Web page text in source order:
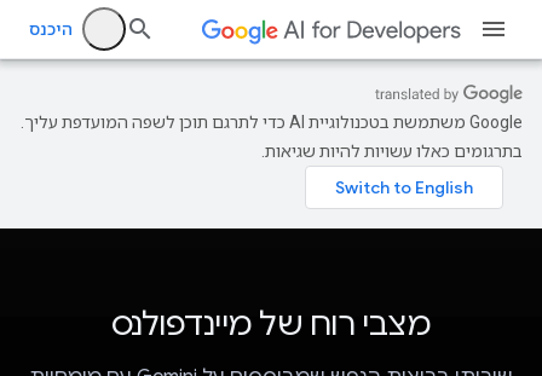
היכנס
‫Google משתמשת בטכנולוגיית AI כדי לתרגם תוכן לשפה המועדפת עליך.
בתרגומים כאלו עשויות להיות שגיאות.
מצבי רוח של מיינדפולנס